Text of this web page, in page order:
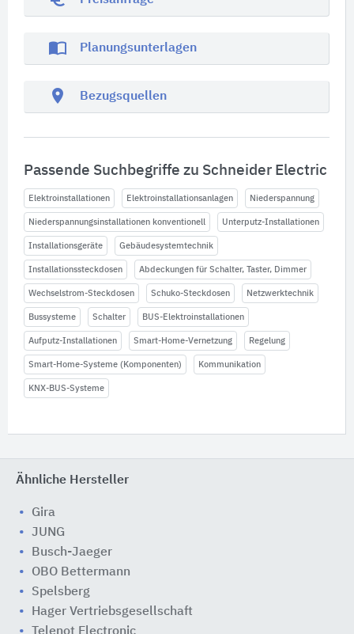
import_contacts Planungsunterlagen
location_on Bezugsquellen
Passende Suchbegriffe zu Schneider Electric
Elektroinstallationen Elektroinstallationsanlagen Niederspannung
Niederspannungsinstallationen konventionell Unterputz-Installationen
Installationsgeräte Gebäudesystemtechnik
Installationssteckdosen Abdeckungen für Schalter, Taster, Dimmer
Wechselstrom-Steckdosen Schuko-Steckdosen Netzwerktechnik
Bussysteme Schalter BUS-Elektroinstallationen
Aufputz-Installationen Smart-Home-Vernetzung Regelung
Smart-Home-Systeme (Komponenten) Kommunikation
KNX-BUS-Systeme
Ähnliche Hersteller
Gira
JUNG
Busch-Jaeger
OBO Bettermann
Spelsberg
Hager Vertriebsgesellschaft